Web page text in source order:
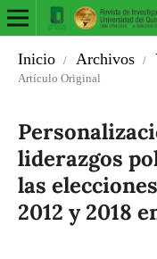
Inicio / Archivos /
Artículo Original
liderazgos
las
2012 y 2018